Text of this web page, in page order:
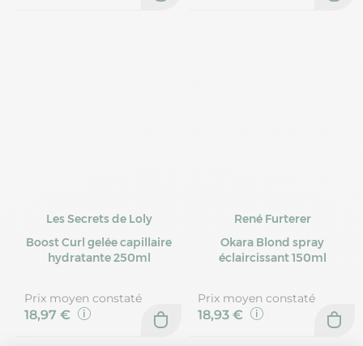
Les Secrets de Loly
Boost Curl gelée capillaire
hydratante 250ml
Prix moyen constaté
18,97 €
René Furterer
Okara Blond spray
éclaircissant 150ml
Prix moyen constaté
18,93 €